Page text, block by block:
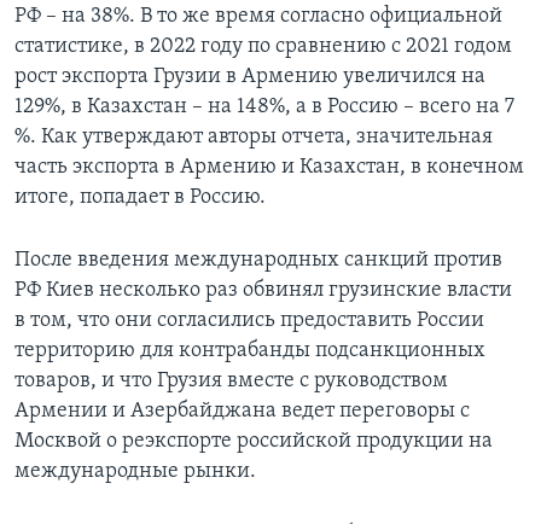
РФ – на 38%. В то же время согласно официальной
статистике, в 2022 году по сравнению с 2021 годом
рост экспорта Грузии в Армению увеличился на
129%, в Казахстан – на 148%, а в Россию – всего на 7
%. Как утверждают авторы отчета, значительная
часть экспорта в Армению и Казахстан, в конечном
итоге, попадает в Россию.
После введения международных санкций против
РФ Киев несколько раз обвинял грузинские власти
в том, что они согласились предоставить России
территорию для контрабанды подсанкционных
товаров, и что Грузия вместе с руководством
Армении и Азербайджана ведет переговоры с
Москвой о реэкспорте российской продукции на
международные рынки.